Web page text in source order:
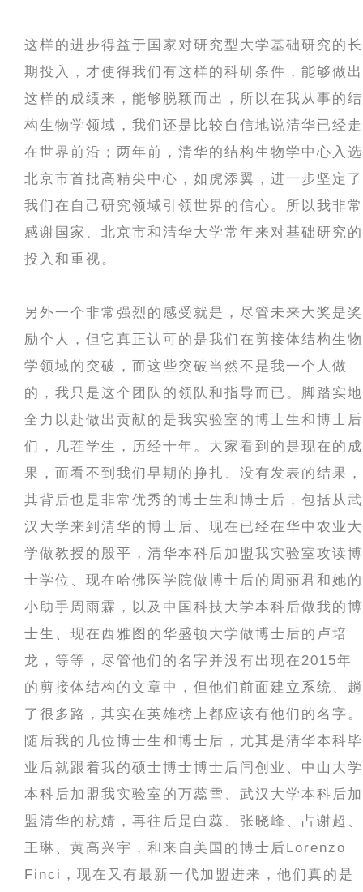
这样的进步得益于国家对研究型大学基础研究的长
期投入，才使得我们有这样的科研条件，能够做出
这样的成绩来，能够脱颖而出，所以在我从事的结
构生物学领域，我们还是比较自信地说清华已经走
在世界前沿；两年前，清华的结构生物学中心入选
北京市首批高精尖中心，如虎添翼，进一步坚定了
我们在自己研究领域引领世界的信心。所以我非常
感谢国家、北京市和清华大学常年来对基础研究的
投入和重视。
另外一个非常强烈的感受就是，尽管未来大奖是奖
励个人，但它真正认可的是我们在剪接体结构生物
学领域的突破，而这些突破当然不是我一个人做
的，我只是这个团队的领队和指导而已。脚踏实地
全力以赴做出贡献的是我实验室的博士生和博士后
们，几茬学生，历经十年。大家看到的是现在的成
果，而看不到我们早期的挣扎、没有发表的结果，
其背后也是非常优秀的博士生和博士后，包括从武
汉大学来到清华的博士后、现在已经在华中农业大
学做教授的殷平，清华本科后加盟我实验室攻读博
士学位、现在哈佛医学院做博士后的周丽君和她的
小助手周雨霖，以及中国科技大学本科后做我的博
士生、现在西雅图的华盛顿大学做博士后的卢培
龙，等等，尽管他们的名字并没有出现在2015年
的剪接体结构的文章中，但他们前面建立系统、趟
了很多路，其实在英雄榜上都应该有他们的名字。
随后我的几位博士生和博士后，尤其是清华本科毕
业后就跟着我的硕士博士博士后闫创业、中山大学
本科后加盟我实验室的万蕊雪、武汉大学本科后加
盟清华的杭婧，再往后是白蕊、张晓峰、占谢超、
王琳、黄高兴宇，和来自美国的博士后Lorenzo
Finci，现在又有最新一代加盟进来，他们真的是